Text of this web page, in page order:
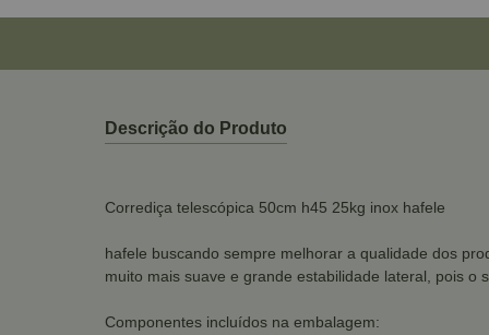
Descrição do Produto
Corrediça telescópica 50cm h45 25kg inox hafele
hafele buscando sempre melhorar a qualidade dos
muito mais suave e grande estabilidade lateral, pois o
Componentes incluídos na embalagem: